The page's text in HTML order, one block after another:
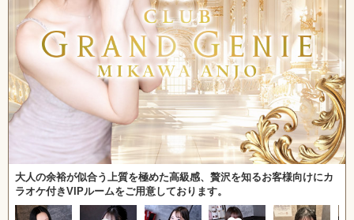
大人の余裕が似合う上質を極めた高級感、贅沢を知るお客様向けにカ
ラオケ付きVIPルームをご用意しております。